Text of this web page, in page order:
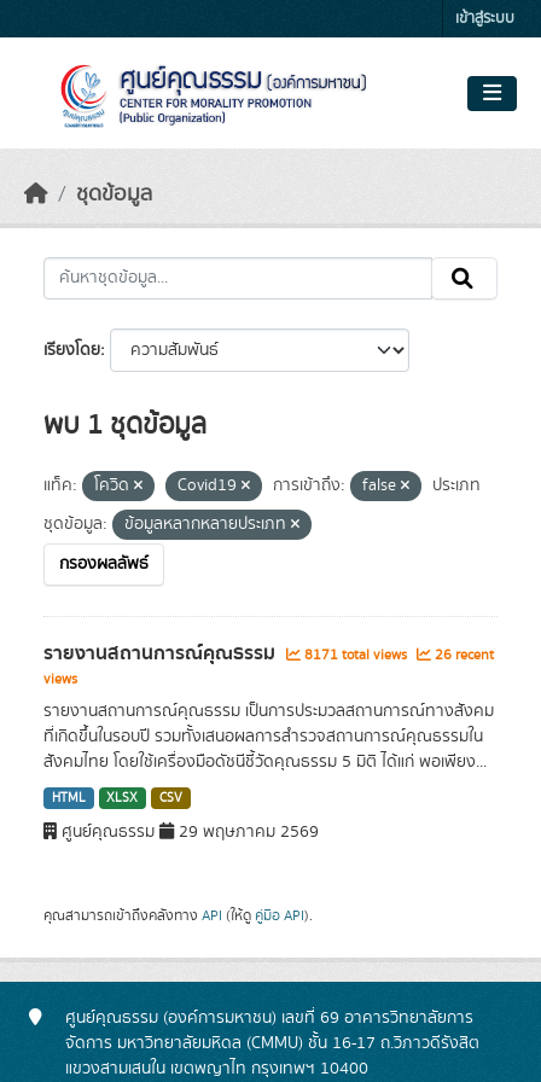
เข้าสู่ระบบ
ชุดข้อมูล
เรียงโดย
พบ 1 ชุดข้อมูล
แท็ค: โควิด Covid19 การเข้าถึง: false
ประเภท
ชุดข้อมูล:
ข้อมูลหลากหลายประเภท
กรองผลลัพธ์
รายงานสถานการณ์คุณธรรม 8171 total views
26 recent
views
รายงานสถานการณ์คุณธรรม เป็นการประมวลสถานการณ์ทางสังคม
ที่เกิดขึ้นในรอบปี รวมทั้งเสนอผลการสำรวจสถานการณ์คุณธรรมใน
สังคมไทย โดยใช้เครื่องมือดัชนีชี้วัดคุณธรรม 5 มิติ ได้แก่ พอเพียง...
HTML XLSX CSV
ศูนย์คุณธรรม 29 พฤษภาคม 2569
คุณสามารถเข้าถึงคลังทาง API (ให้ดู คู่มือ API).
ศูนย์คุณธรรม (องค์การมหาชน) เลขที่ 69 อาคารวิทยาลัยการ
จัดการ มหาวิทยาลัยมหิดล (CMMU) ชั้น 16-17 ถ.วิภาวดีรังสิต
แขวงสามเสนใน เขตพญาไท กรุงเทพฯ 10400